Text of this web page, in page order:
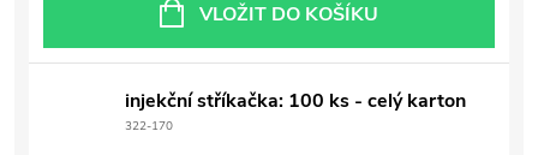
VLOŽIT DO KOŠÍKU
injekční stříkačka: 100 ks - celý karton
322-170